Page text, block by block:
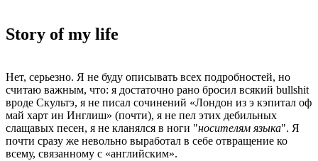
Story of my life
Нет, серьезно. Я не буду описывать всех подробностей, но
считаю важным, что: я достаточно рано бросил всякий bullshit
вроде Скультэ, я не писал сочинений «Лондон из э кэпитал оф
май харт ин Инглиш» (почти), я не пел этих дебильных
слащавых песен, я не кланялся в ноги "носителям языка". Я
почти сразу же невольно выработал в себе отвращение ко
всему, связанному с «английским».